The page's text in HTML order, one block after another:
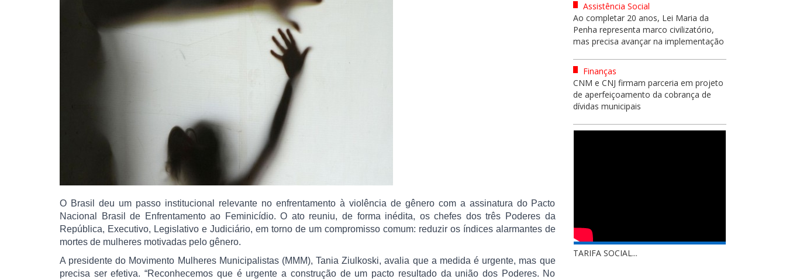
O Brasil deu um passo institucional relevante no enfrentamento à violência de gênero com a assinatura do Pacto
Nacional Brasil de Enfrentamento ao Feminicídio. O ato reuniu, de forma inédita, os chefes dos três Poderes da
República, Executivo, Legislativo e Judiciário, em torno de um compromisso comum: reduzir os índices alarmantes de
mortes de mulheres motivadas pelo gênero.
A presidente do Movimento Mulheres Municipalistas (MMM), Tania Ziulkoski, avalia que a medida é urgente, mas que
precisa ser efetiva. “Reconhecemos que é urgente a construção de um pacto resultado da união dos Poderes. No
Assistência Social
Ao completar 20 anos, Lei Maria da
Penha representa marco civilizatório,
mas precisa avançar na implementação
Finanças
CNM e CNJ firmam parceria em projeto
de aperfeiçoamento da cobrança de
dívidas municipais
TARIFA SOCIAL...